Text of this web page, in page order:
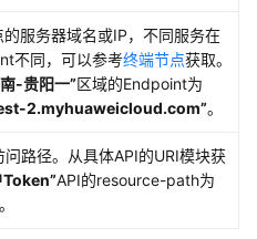
的服务器域名或IP，不同服务在
不同，可以参考终端节点获取。
-贵阳一”区域的Endpoint为
2.myhuaweicloud.com”。
路径。从具体API的URI模块获
Token”API的resource-path为
。